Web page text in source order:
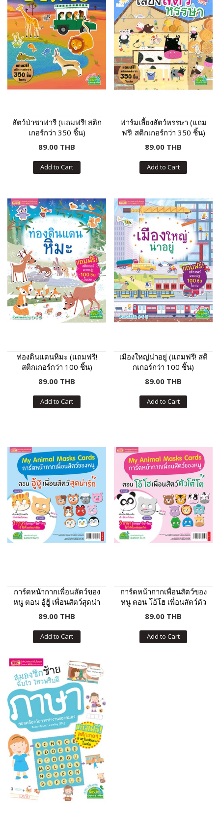
สัตว์ป่าซาฟารี (แถมฟรี! สติก
เกอร์กว่า 350 ชิ้น)
89.00 THB
Add to Cart
ฟาร์มเลี้ยงสัตว์หรรษา (แถม
ฟรี! สติกเกอร์กว่า 350 ชิ้น)
89.00 THB
Add to Cart
ท่องดินแดนหิมะ (แถมฟรี!
สติกเกอร์กว่า 100 ชิ้น)
89.00 THB
Add to Cart
เมืองใหญ่น่าอยู่ (แถมฟรี! สติ
กเกอร์กว่า 100 ชิ้น)
89.00 THB
Add to Cart
การ์ดหน้ากากเพื่อนสัตว์ของ
หนู ตอน อู้ฮู้ เพื่อนสัตว์สุดน่า
รัก
89.00 THB
Add to Cart
การ์ดหน้ากากเพื่อนสัตว์ของ
หนู ตอน โอ้โฮ เพื่อนสัตว์ตัว
โต๊โต
89.00 THB
Add to Cart